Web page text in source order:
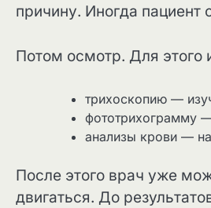
причину. Иногда пациент
Потом осмотр. Для этого
трихоскопию —
фототрихограмму
анализы крови —
После этого врач уже
двигаться. До